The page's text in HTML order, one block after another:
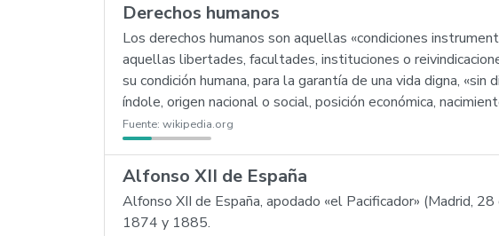
Derechos humanos
Los derechos humanos son aquellas «condiciones
aquellas libertades, facultades, instituciones o
su condición humana, para la garantía de una vida digna,
índole, origen nacional o social, posición económica,
Fuente: wikipedia.org
Alfonso XII de España
Alfonso XII de España, apodado «el Pacificador» (Madrid,
1874 y 1885.